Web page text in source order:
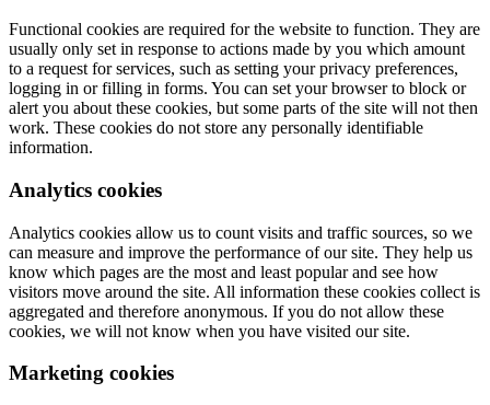
Functional cookies are required for the website to function. They are
usually only set in response to actions made by you which amount
to a request for services, such as setting your privacy preferences,
logging in or filling in forms. You can set your browser to block or
alert you about these cookies, but some parts of the site will not then
work. These cookies do not store any personally identifiable
information.
Analytics cookies
Analytics cookies allow us to count visits and traffic sources, so we
can measure and improve the performance of our site. They help us
know which pages are the most and least popular and see how
visitors move around the site. All information these cookies collect is
aggregated and therefore anonymous. If you do not allow these
cookies, we will not know when you have visited our site.
Marketing cookies